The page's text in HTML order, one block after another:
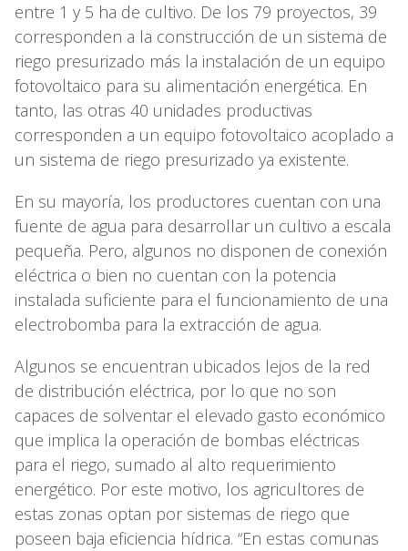
entre 1 y 5 ha de cultivo. De los 79 proyectos, 39
corresponden a la construcción de un sistema de
riego presurizado más la instalación de un equipo
fotovoltaico para su alimentación energética. En
tanto, las otras 40 unidades productivas
corresponden a un equipo fotovoltaico acoplado a
un sistema de riego presurizado ya existente.
En su mayoría, los productores cuentan con una
fuente de agua para desarrollar un cultivo a escala
pequeña. Pero, algunos no disponen de conexión
eléctrica o bien no cuentan con la potencia
instalada suficiente para el funcionamiento de una
electrobomba para la extracción de agua.
Algunos se encuentran ubicados lejos de la red
de distribución eléctrica, por lo que no son
capaces de solventar el elevado gasto económico
que implica la operación de bombas eléctricas
para el riego, sumado al alto requerimiento
energético. Por este motivo, los agricultores de
estas zonas optan por sistemas de riego que
poseen baja eficiencia hídrica. “En estas comunas